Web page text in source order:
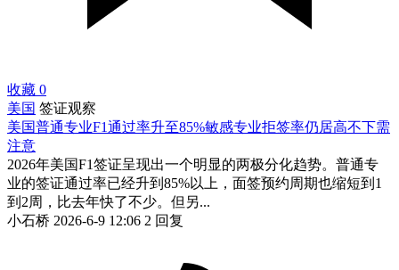
收藏 0
美国 签证观察
美国普通专业F1通过率升至85%敏感专业拒签率仍居高不下需
注意
2026年美国F1签证呈现出一个明显的两极分化趋势。普通专
业的签证通过率已经升到85%以上，面签预约周期也缩短到1
到2周，比去年快了不少。但另...
小石桥 2026-6-9 12:06 2 回复